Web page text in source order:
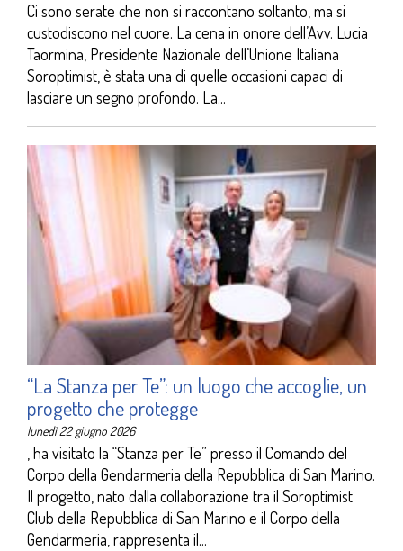
Ci sono serate che non si raccontano soltanto, ma si
custodiscono nel cuore. La cena in onore dell’Avv. Lucia
Taormina, Presidente Nazionale dell’Unione Italiana
Soroptimist, è stata una di quelle occasioni capaci di
lasciare un segno profondo. La...
“La Stanza per Te”: un luogo che accoglie, un
progetto che protegge
lunedì 22 giugno 2026
, ha visitato la “Stanza per Te” presso il Comando del
Corpo della Gendarmeria della Repubblica di San Marino.
Il progetto, nato dalla collaborazione tra il Soroptimist
Club della Repubblica di San Marino e il Corpo della
Gendarmeria, rappresenta il...